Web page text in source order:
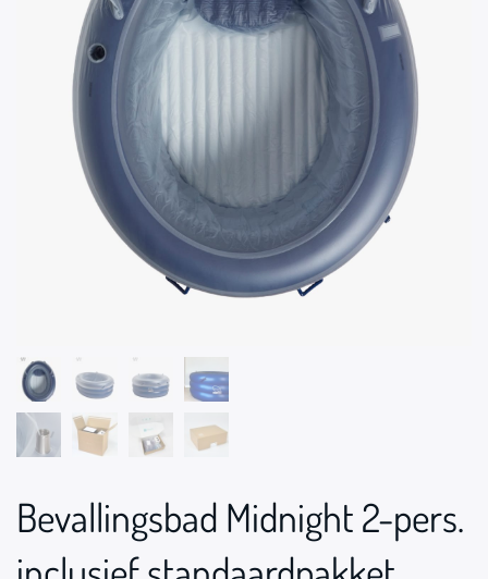
Badbevallingspakket
thuisbevalling Standaard 1-pers.
+ ADD
Bevallingsbad Midnight 2-pers.